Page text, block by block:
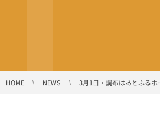
HOME NEWS 3月1日・調布はあとふる